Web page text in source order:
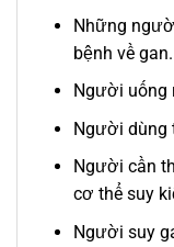
Những
bệnh về gan.
Người uống
Người dùng
Người cần
cơ thể suy
Người suy